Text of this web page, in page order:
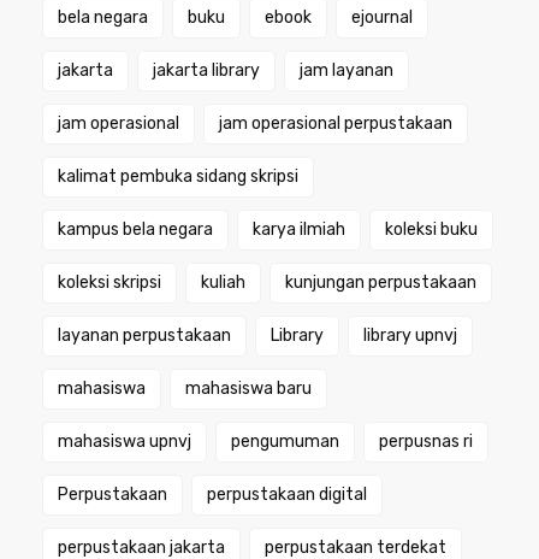
bela negara buku ebook ejournal
jakarta jakarta library jam layanan
jam operasional jam operasional perpustakaan
kalimat pembuka sidang skripsi
kampus bela negara karya ilmiah koleksi buku
koleksi skripsi kuliah kunjungan perpustakaan
layanan perpustakaan Library library upnvj
mahasiswa mahasiswa baru
mahasiswa upnvj pengumuman perpusnas ri
Perpustakaan perpustakaan digital
perpustakaan jakarta perpustakaan terdekat